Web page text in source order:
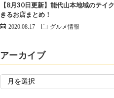
【8月30日更新】能代山本地域のテイ
きるお店まとめ！
2020.08.17 グルメ情報
アーカイブ